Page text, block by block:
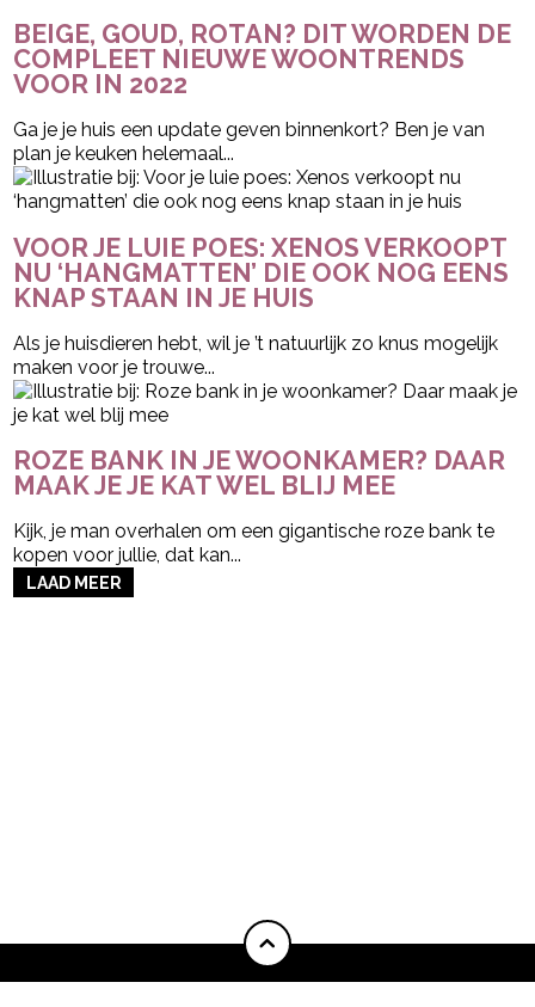
BEIGE, GOUD, ROTAN? DIT WORDEN DE
COMPLEET NIEUWE WOONTRENDS
VOOR IN 2022
Ga je je huis een update geven binnenkort? Ben je van
plan je keuken helemaal...
VOOR JE LUIE POES: XENOS VERKOOPT
NU ‘HANGMATTEN’ DIE OOK NOG EENS
KNAP STAAN IN JE HUIS
Als je huisdieren hebt, wil je ’t natuurlijk zo knus mogelijk
maken voor je trouwe...
ROZE BANK IN JE WOONKAMER? DAAR
MAAK JE JE KAT WEL BLIJ MEE
Kijk, je man overhalen om een gigantische roze bank te
kopen voor jullie, dat kan...
LAAD MEER